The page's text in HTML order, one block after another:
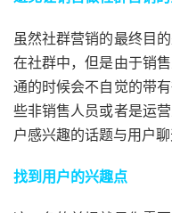
虽然社群营销的最终目
在社群中，但是由于销
通的时候会不自觉的带
些非销售人员或者是运
户感兴趣的话题与用户聊
找到用户的兴趣点